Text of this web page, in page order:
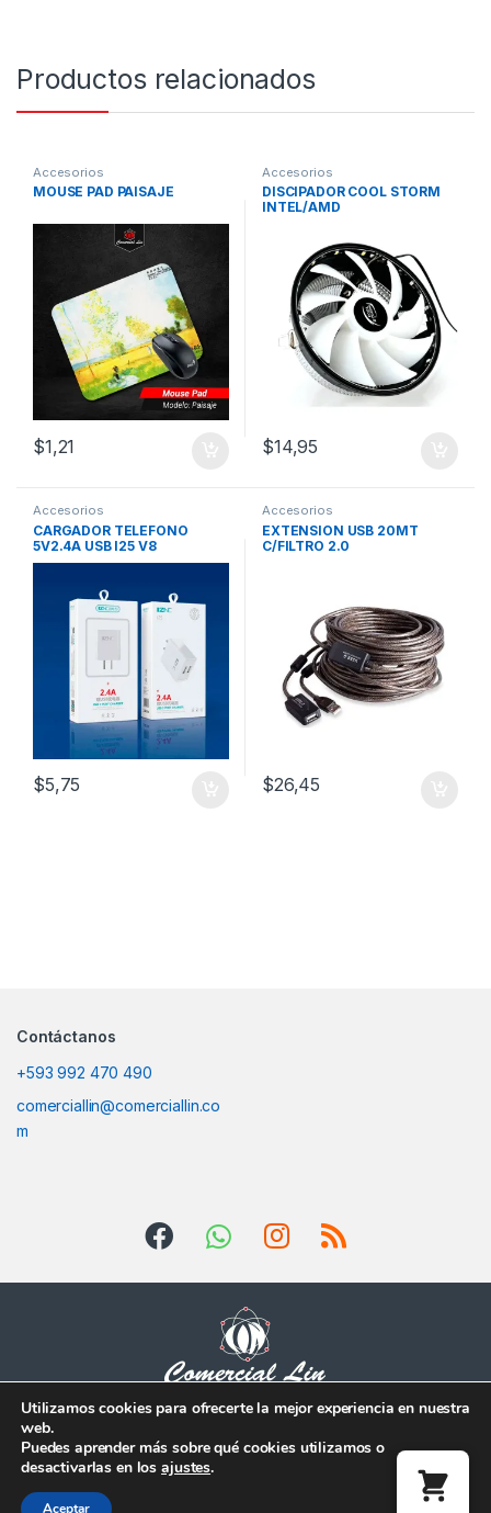
Productos relacionados
Accesorios
MOUSE PAD PAISAJE
$1,21
Accesorios
DISCIPADOR COOL STORM
INTEL/AMD
$14,95
Accesorios
CARGADOR TELEFONO
5V2.4A USB I25 V8
ANDROIDE
$5,75
Accesorios
EXTENSION USB 20MT
C/FILTRO 2.0
$26,45
Contáctanos
+593 992 470 490
comerciallin@comerciallin.co
m
Escríbenos!
Whatsapp (+593)
Utilizamos cookies para ofrecerte la mejor experiencia en nuestra
web.
Puedes aprender más sobre qué cookies utilizamos o
desactivarlas en losajustes.
Aceptar